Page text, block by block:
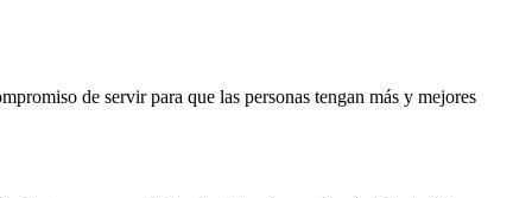
de servir para que las personas tengan más y mejores